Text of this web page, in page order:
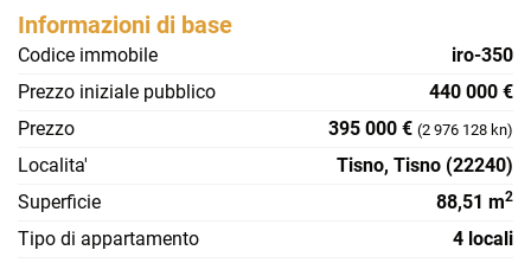
Informazioni di base
Codice immobile
iro-350
Prezzo iniziale pubblico
440 000 €
Prezzo
395 000 € (2 976 128 kn)
Localita'
Tisno, Tisno (22240)
Superficie
88,51 m2
Tipo di appartamento
4 locali